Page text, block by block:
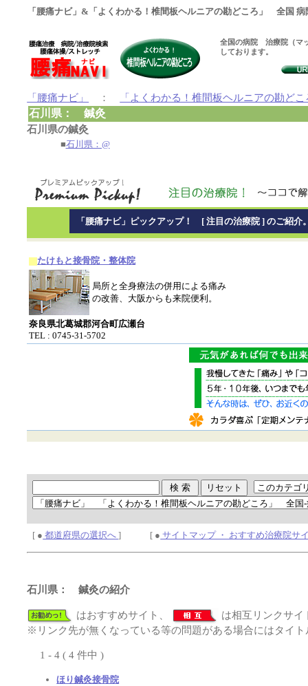
「腰痛ナビ」&「よくわかる！椎間板ヘルニアの勘どころ」 全国 病
全国の病院 治療院（マ
しております。
「腰痛ナビ」 ： 「よくわかる！椎間板ヘルニアの勘どこ
石川県： 鍼灸
石川県の鍼灸
■石川県：@
「腰痛ナビ」ピックアップ！ [ 注目の治療院 ] のご紹介
たけもと接骨院・整体院
局所と全身療法の併用による痛み
の改善、大阪からも来院便利。
奈良県北葛城郡河合町広瀬台
TEL : 0745-31-5702
[ ● 都道府県の選択へ] [ ● サイトマップ ・ おすすめ治療院サ
石川県： 鍼灸の紹介
はおすすめサイト、
は相互リンクサ
※リンク先が無くなっている等の問題がある場合にはタイト
1 - 4 ( 4 件中 )
ほり鍼灸接骨院